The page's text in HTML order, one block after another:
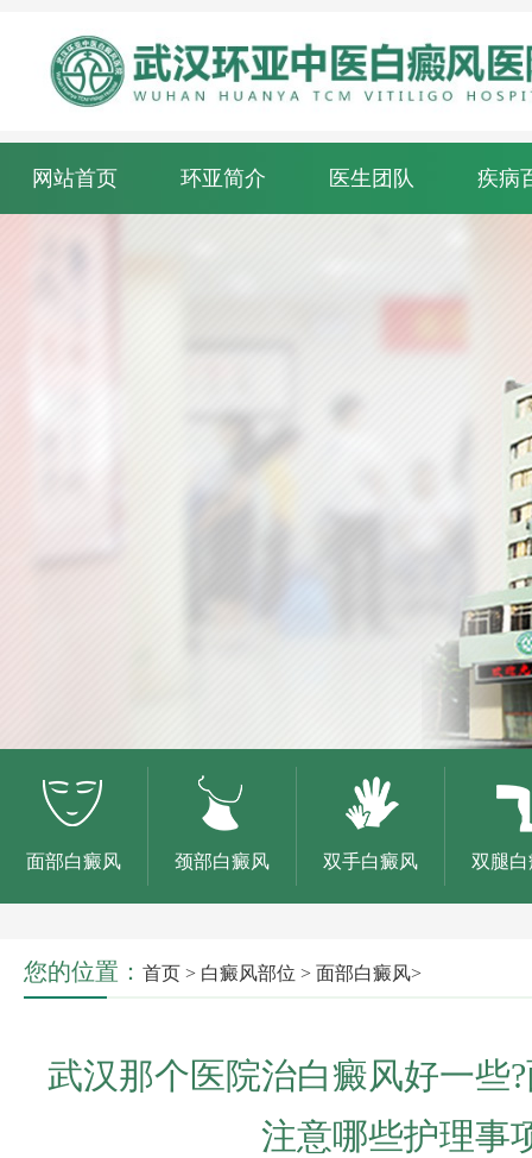
网站首页 环亚简介 医生团队 疾病
面部白癜风 颈部白癜风 双手白癜风 双腿
您的位置： 首页 > 白癜风部位 > 面部白癜风>
武汉那个医院治白癜风好一些
注意哪些护理事